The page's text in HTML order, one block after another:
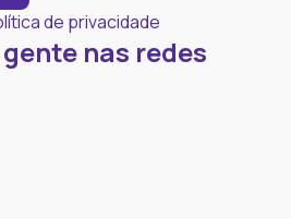
de privacidade
nas redes